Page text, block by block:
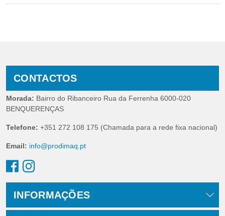
CONTACTOS
Morada: Bairro do Ribanceiro Rua da Ferrenha 6000-020
BENQUERENÇAS
Telefone: +351 272 108 175 (Chamada para a rede fixa nacional)
Email: info@prodimaq.pt
INFORMAÇÕES